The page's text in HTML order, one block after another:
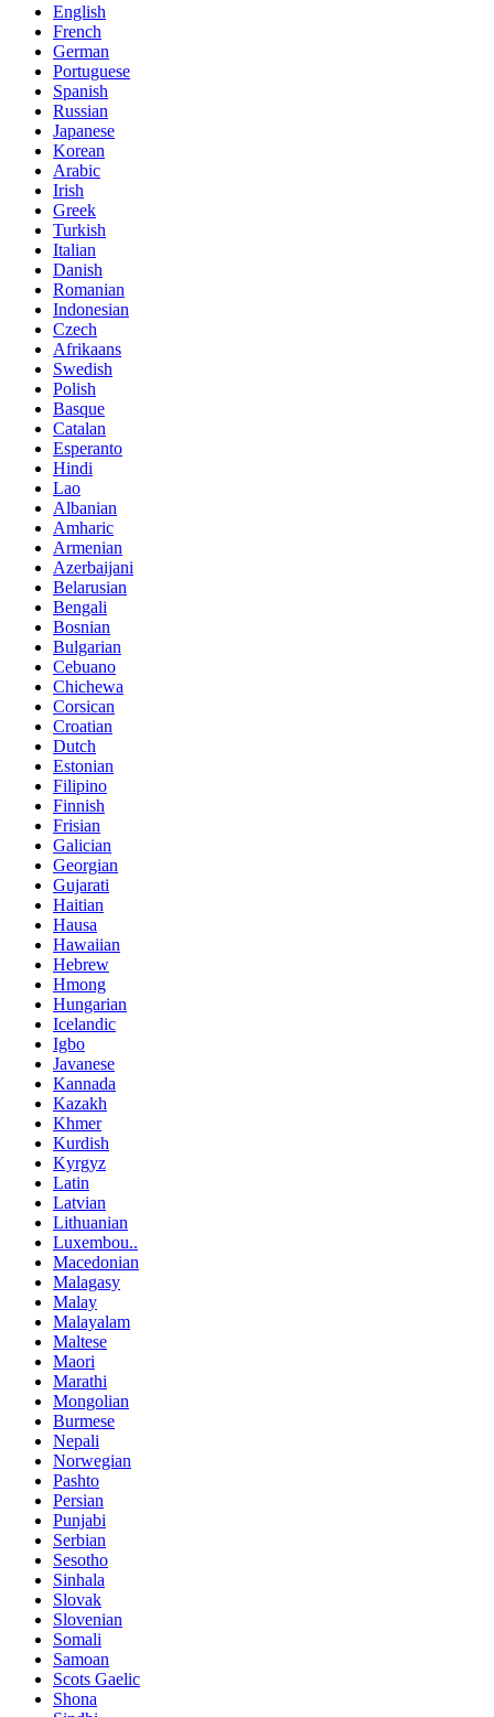
English
French
German
Portuguese
Spanish
Russian
Japanese
Korean
Arabic
Irish
Greek
Turkish
Italian
Danish
Romanian
Indonesian
Czech
Afrikaans
Swedish
Polish
Basque
Catalan
Esperanto
Hindi
Lao
Albanian
Amharic
Armenian
Azerbaijani
Belarusian
Bengali
Bosnian
Bulgarian
Cebuano
Chichewa
Corsican
Croatian
Dutch
Estonian
Filipino
Finnish
Frisian
Galician
Georgian
Gujarati
Haitian
Hausa
Hawaiian
Hebrew
Hmong
Hungarian
Icelandic
Igbo
Javanese
Kannada
Kazakh
Khmer
Kurdish
Kyrgyz
Latin
Latvian
Lithuanian
Luxembou..
Macedonian
Malagasy
Malay
Malayalam
Maltese
Maori
Marathi
Mongolian
Burmese
Nepali
Norwegian
Pashto
Persian
Punjabi
Serbian
Sesotho
Sinhala
Slovak
Slovenian
Somali
Samoan
Scots Gaelic
Shona